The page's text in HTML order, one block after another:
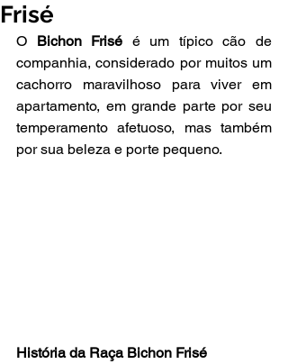
Frisé
O Bichon Frisé é um típico cão de
companhia, considerado por muitos um
cachorro maravilhoso para viver em
apartamento, em grande parte por seu
temperamento afetuoso, mas também
por sua beleza e porte pequeno.
História da Raça Bichon Frisé